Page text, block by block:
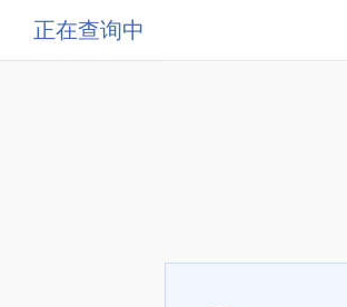
正在查询中